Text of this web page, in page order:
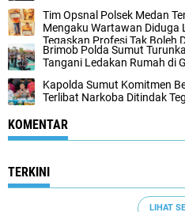
Tim Opsnal Polsek Medan
Mengaku Wartawan Diduga
Tegaskan Profesi Tak Boleh
Brimob Polda Sumut
Tangani Ledakan Rumah di
Kapolda Sumut Komitmen
Terlibat Narkoba Ditindak
KOMENTAR
TERKINI
LIHAT